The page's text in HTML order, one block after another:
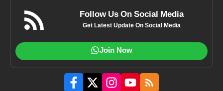
Follow Us On Social Media
Get Latest Update On Social Media
Join Now